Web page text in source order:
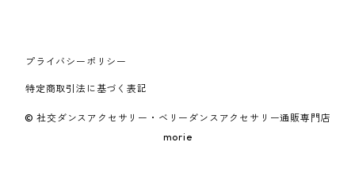
プライバシーポリシー
特定商取引法に基づく表記
© 社交ダンスアクセサリー・ベリーダンスアクセサリー通販専門店
morie